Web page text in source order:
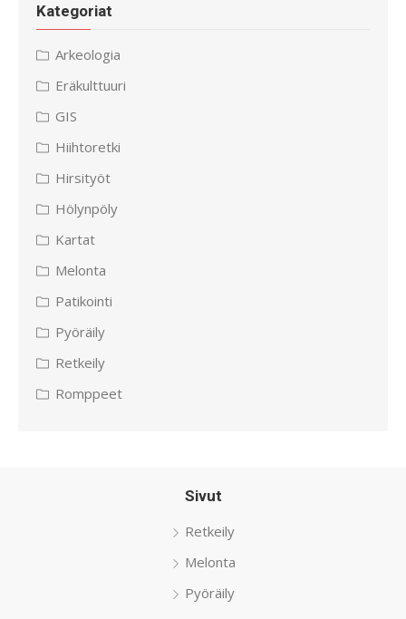
Kategoriat
Arkeologia
Eräkulttuuri
GIS
Hiihtoretki
Hirsityöt
Hölynpöly
Kartat
Melonta
Patikointi
Pyöräily
Retkeily
Romppeet
Sivut
Retkeily
Melonta
Pyöräily